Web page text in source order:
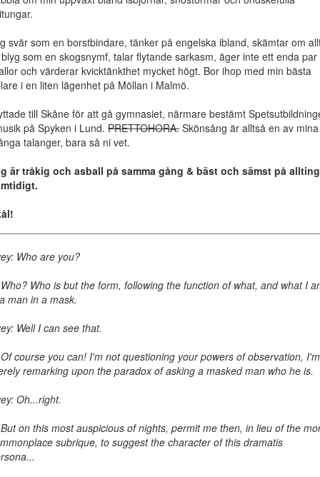
svär som en borstbindare, tänker på engelska ibland, skämtar om
som en skogsnymf, talar flytande sarkasm, äger inte ett enda par
och värderar kvicktänkthet mycket högt. Bor ihop med min bästa
i en liten lägenhet på Möllan i Malmö.
till Skåne för att gå gymnasiet, närmare bestämt
på Spyken i Lund. PRETTOHORA. Skönsång är alltså en av mina
talanger, bara så ni vet.
är tråkig och asball på samma gång & bäst och sämst på allting
Who are you?
Who is but the form, following the function of what, and what I
man in a mask.
Well I can see that.
course you can! I'm not questioning your powers of observation, I'm
remarking upon the paradox of asking a masked man who he is.
Oh...right.
on this most auspicious of nights, permit me then, in lieu of the
subrique, to suggest the character of this dramatis